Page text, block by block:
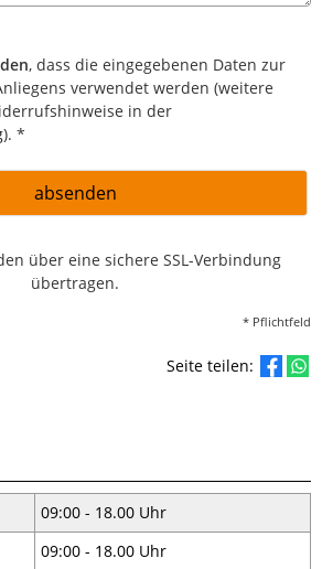
, dass die eingegebenen Daten zur
verwendet werden (weitere
in der
). *
absenden
über eine sichere SSL-Verbindung
übertragen.
* Pflichtfeld
Seite teilen:
09:00 - 18.00 Uhr
09:00 - 18.00 Uhr